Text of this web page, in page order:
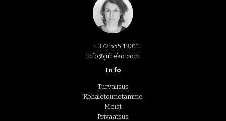
+372 555 13011
info@juheko.com
Info
Turvalisus
Kohaletoimetamine
Meist
Privaatsus